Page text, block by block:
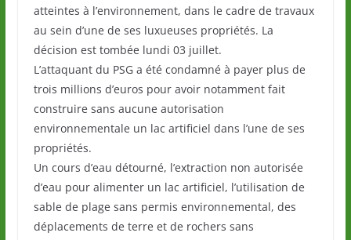
atteintes à l’environnement, dans le cadre de travaux
au sein d’une de ses luxueuses propriétés. La
décision est tombée lundi 03 juillet.
L’attaquant du PSG a été condamné à payer plus de
trois millions d’euros pour avoir notamment fait
construire sans aucune autorisation
environnementale un lac artificiel dans l’une de ses
propriétés.
Un cours d’eau détourné, l’extraction non autorisée
d’eau pour alimenter un lac artificiel, l’utilisation de
sable de plage sans permis environnemental, des
déplacements de terre et de rochers sans